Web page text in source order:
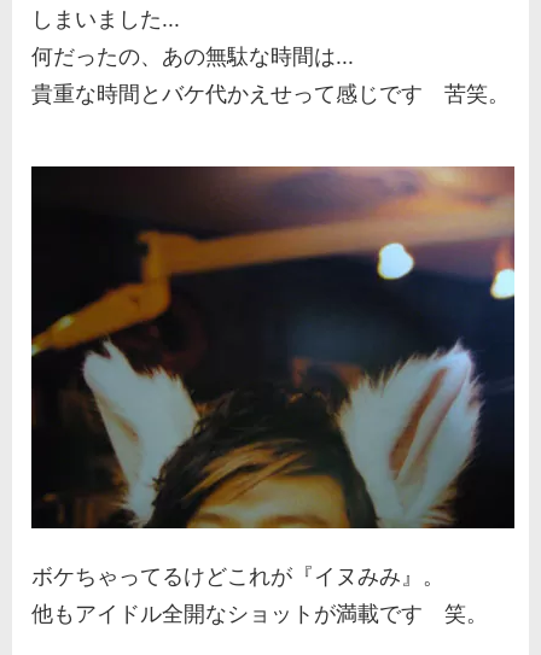
しまいました...
何だったの、あの無駄な時間は...
貴重な時間とバケ代かえせって感じです 苦笑。
ボケちゃってるけどこれが『イヌみみ』。
他もアイドル全開なショットが満載です 笑。